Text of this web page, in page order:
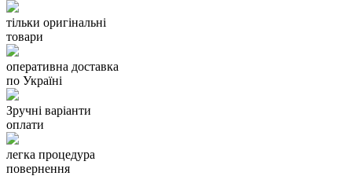
тільки оригінальні
товари
оперативна доставка
по Україні
Зручні варіанти
оплати
легка процедура
повернення